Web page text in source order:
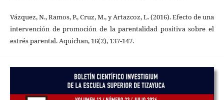
Vázquez, N., Ramos, P., Cruz, M., y Artazcoz, L. (2016). Efecto de una
intervención de promoción de la parentalidad positiva sobre el
estrés parental. Aquichan, 16(2), 137-147.